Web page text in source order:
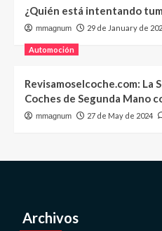
¿Quién está intentando
mmagnum 29 de January de
Automoción
Revisamoselcoche.com: La
Coches de Segunda Mano
mmagnum 27 de May de 2024
Archivos